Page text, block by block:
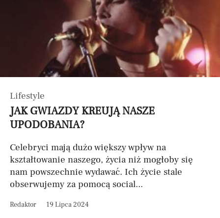
Lifestyle
JAK GWIAZDY KREUJĄ NASZE
UPODOBANIA?
Celebryci mają dużo większy wpływ na
kształtowanie naszego, życia niż mogłoby się
nam powszechnie wydawać. Ich życie stale
obserwujemy za pomocą social...
Redaktor 19 Lipca 2024